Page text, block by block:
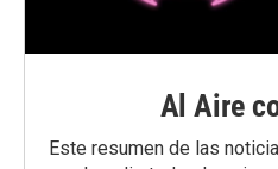
Al Aire
Este resumen de las